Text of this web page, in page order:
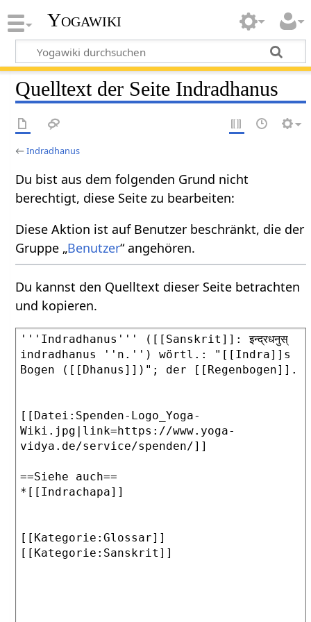
Yogawiki
Quelltext der Seite Indradhanus
←Indradhanus
Du bist aus dem folgenden Grund nicht
berechtigt, diese Seite zu bearbeiten:
Diese Aktion ist auf Benutzer beschränkt, die der
Gruppe „Benutzer“ angehören.
Du kannst den Quelltext dieser Seite betrachten
und kopieren.